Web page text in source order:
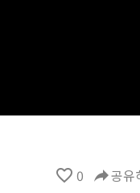
favorite_border 0 reply공유